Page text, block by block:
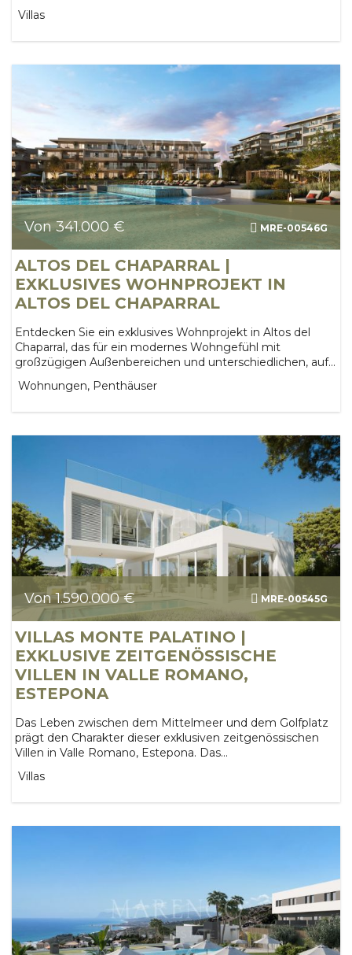
Villas
Von 341.000 € MRE-00546G
ALTOS DEL CHAPARRAL |
EXKLUSIVES WOHNPROJEKT IN
ALTOS DEL CHAPARRAL
Entdecken Sie ein exklusives Wohnprojekt in Altos del
Chaparral, das für ein modernes Wohngefühl mit
großzügigen Außenbereichen und unterschiedlichen, auf...
Wohnungen, Penthäuser
Von 1.590.000 € MRE-00545G
VILLAS MONTE PALATINO |
EXKLUSIVE ZEITGENÖSSISCHE
VILLEN IN VALLE ROMANO,
ESTEPONA
Das Leben zwischen dem Mittelmeer und dem Golfplatz
prägt den Charakter dieser exklusiven zeitgenössischen
Villen in Valle Romano, Estepona. Das...
Villas